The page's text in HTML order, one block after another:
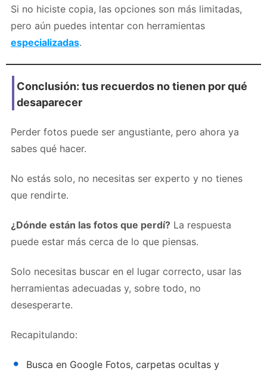
Si no hiciste copia, las opciones son más limitadas,
pero aún puedes intentar con herramientas
especializadas.
Conclusión: tus recuerdos no tienen por qué
desaparecer
Perder fotos puede ser angustiante, pero ahora ya
sabes qué hacer.
No estás solo, no necesitas ser experto y no tienes
que rendirte.
¿Dónde están las fotos que perdí? La respuesta
puede estar más cerca de lo que piensas.
Solo necesitas buscar en el lugar correcto, usar las
herramientas adecuadas y, sobre todo, no
desesperarte.
Recapitulando:
Busca en Google Fotos, carpetas ocultas y